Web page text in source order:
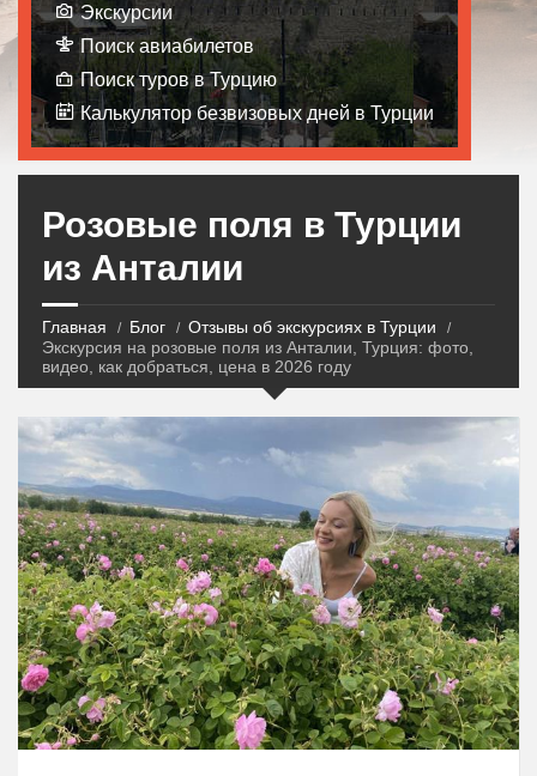
Экскурсии
Поиск авиабилетов
Поиск туров в Турцию
Калькулятор безвизовых дней в Турции
Розовые поля в Турции
из Анталии
Главная Блог
Отзывы об экскурсиях в Турции
Экскурсия на розовые поля из Анталии, Турция: фото,
видео, как добраться, цена в 2026 году